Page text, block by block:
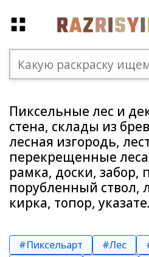
Пиксельные лес и
стена, склады из
лесная изгородь,
перекрещенные
рамка, доски, забор,
порубленный ствол,
кирка, топор,
#Пиксельарт #Лес